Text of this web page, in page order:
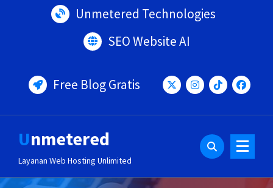
Unmetered Technologies
SEO Website AI
Free Blog Gratis
Unmetered
Layanan Web Hosting Unlimited